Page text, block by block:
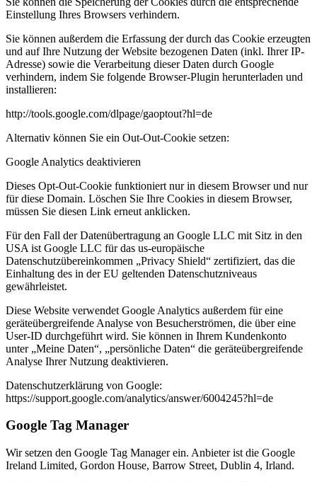
Einstellung Ihres Browsers verhindern.
Sie können außerdem die Erfassung der durch das Cookie erzeugten
und auf Ihre Nutzung der Website bezogenen Daten (inkl. Ihrer IP-
Adresse) sowie die Verarbeitung dieser Daten durch Google
verhindern, indem Sie folgende Browser-Plugin herunterladen und
installieren:
http://tools.google.com/dlpage/gaoptout?hl=de
Alternativ können Sie ein Out-Out-Cookie setzen:
Google Analytics deaktivieren
Dieses Opt-Out-Cookie funktioniert nur in diesem Browser und nur
für diese Domain. Löschen Sie Ihre Cookies in diesem Browser,
müssen Sie diesen Link erneut anklicken.
Für den Fall der Datenübertragung an Google LLC mit Sitz in den
USA ist Google LLC für das us-europäische
Datenschutzübereinkommen „Privacy Shield“ zertifiziert, das die
Einhaltung des in der EU geltenden Datenschutzniveaus
gewährleistet.
Diese Website verwendet Google Analytics außerdem für eine
geräteübergreifende Analyse von Besucherströmen, die über eine
User-ID durchgeführt wird. Sie können in Ihrem Kundenkonto
unter „Meine Daten“, „persönliche Daten“ die geräteübergreifende
Analyse Ihrer Nutzung deaktivieren.
Datenschutzerklärung von Google:
https://support.google.com/analytics/answer/6004245?hl=de
Google Tag Manager
Wir setzen den Google Tag Manager ein. Anbieter ist die Google
Ireland Limited, Gordon House, Barrow Street, Dublin 4, Irland.